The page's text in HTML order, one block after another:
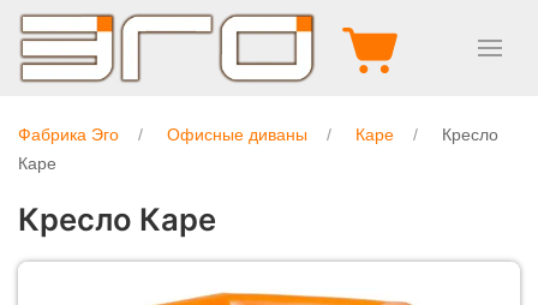
Фабрика Эго Офисные диваны Каре
Кресло
Каре
Кресло Каре